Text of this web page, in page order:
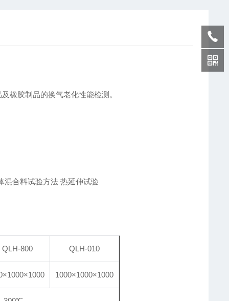
橡胶制品的换气老化性能检测。
混合料试验方法 热延伸试验
QLH-800 QLH-010
1000×1000×1000